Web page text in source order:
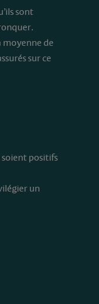
sont
moyenne de
sur ce
soient positifs
un